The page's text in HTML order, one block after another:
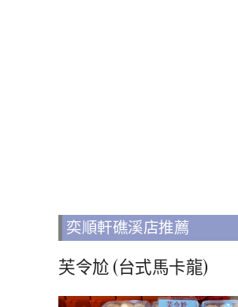
奕順軒礁溪店推薦
芙令尬 (台式馬卡龍)